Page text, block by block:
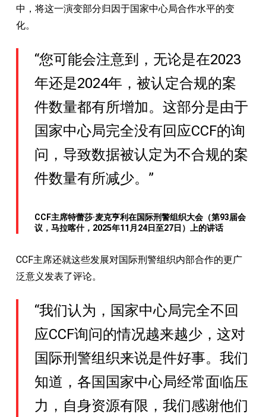
中，将这一演变部分归因于国家中心局合作水平的变
化。
“您可能会注意到，无论是在2023
年还是2024年，被认定合规的案
件数量都有所增加。这部分是由于
国家中心局完全没有回应CCF的询
问，导致数据被认定为不合规的案
件数量有所减少。”
CCF主席特蕾莎·麦克亨利在国际刑警组织大会（第93届会
议，马拉喀什，2025年11月24日至27日）上的讲话
CCF主席还就这些发展对国际刑警组织内部合作的更广
泛意义发表了评论。
“我们认为，国家中心局完全不回
应CCF询问的情况越来越少，这对
国际刑警组织来说是件好事。我们
知道，各国国家中心局经常面临压
力，自身资源有限，我们感谢他们